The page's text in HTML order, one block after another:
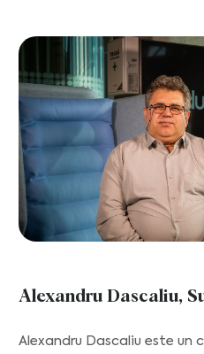
Alexandru Dascaliu,
Alexandru Dascaliu este un